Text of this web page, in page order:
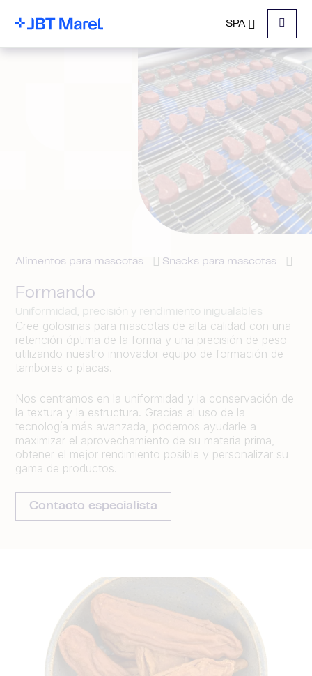
SPA
Menu
Alimentos para mascotas Snacks para mascotas
Formando
Uniformidad, precisión y rendimiento inigualables
Cree golosinas para mascotas de alta calidad con una
retención óptima de la forma y una precisión de peso
utilizando nuestro innovador equipo de formación de
tambores o placas.
Nos centramos en la uniformidad y la conservación de
la textura y la estructura. Gracias al uso de la
tecnología más avanzada, podemos ayudarle a
maximizar el aprovechamiento de su materia prima,
obtener el mejor rendimiento posible y personalizar su
gama de productos.
Contacto especialista